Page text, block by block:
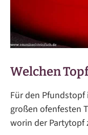
Welchen
Für den
großen ofenfesten
worin der Partytopf